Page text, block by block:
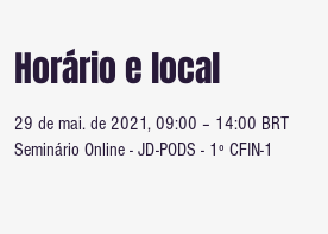
Horário e local
29 de mai. de 2021, 09:00 – 14:00 BRT
Seminário Online - JD-PODS - 1º CFIN-1